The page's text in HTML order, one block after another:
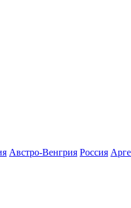
Австро-Венгрия Росcия